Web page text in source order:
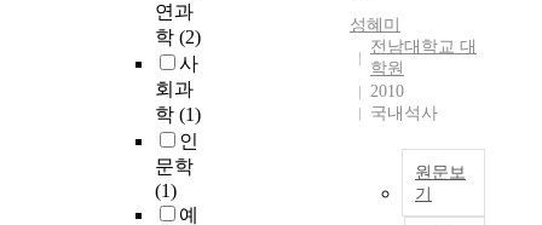
연과
학 (2)
사
회과
학 (1)
인
문학
(1)
예
성혜미
전남대학교 대
학원
2010
국내석사
원문보
기